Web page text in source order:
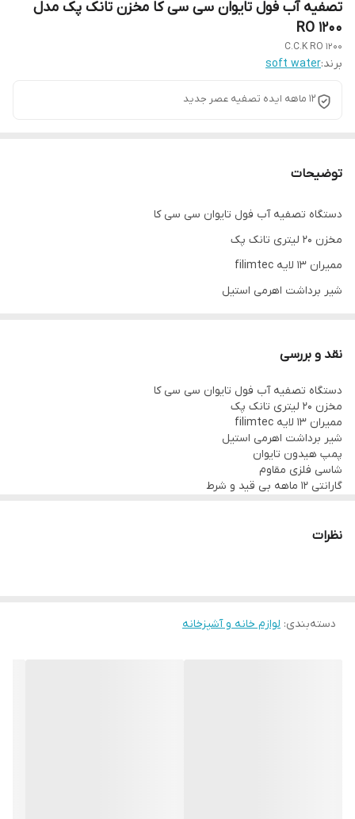
تصفیه آب فول تایوان سی سی کا مخزن تانک پک مدل
RO 1200
C.C.K RO 1200
برند:soft water
12 ماهه ایده تصفیه عصر جدید
توضیحات
دستگاه تصفیه آب فول تایوان سی سی کا
مخزن 20 لیتری تانک پک
ممیران 13 لایه filimtec
شیر برداشت اهرمی استیل
گارانتی 12 ماهه بی قید و شرط
ارسال رایگان به سراسر ایران
نصب رایگان
10 سال خدمات پس از فروش
نقد و بررسی
دستگاه تصفیه آب فول تایوان سی سی کا
مخزن 20 لیتری تانک پک
ممیران 13 لایه filimtec
شیر برداشت اهرمی استیل
پمپ هیدون تایوان
شاسی فلزی مقاوم
گارانتی 12 ماهه بی قید و شرط
نظرات
دسته‌بندی: لوازم خانه و آشپزخانه